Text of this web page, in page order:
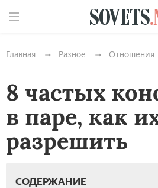
Главная Разное Отношения
8 частых
в паре, как
разрешить
СОДЕРЖАНИЕ